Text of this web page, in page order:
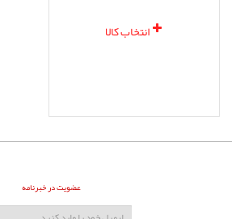
انتخاب کالا
عضویت در خبرنامه